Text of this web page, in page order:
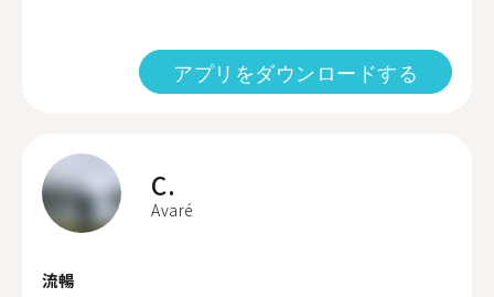
アプリをダウンロードする
C.
Avaré
流暢